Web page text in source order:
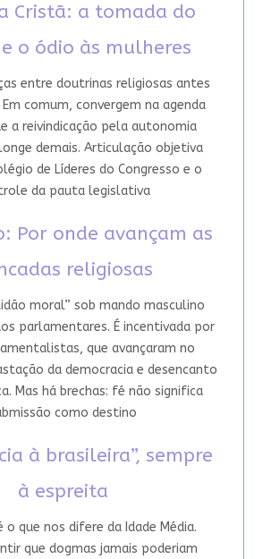
Cristã: a tomada do
o ódio às mulheres
entre doutrinas religiosas antes
Em comum, convergem na agenda
a reivindicação pela autonomia
demais. Articulação objetiva
de Líderes do Congresso e o
da pauta legislativa
Por onde avançam as
religiosas
moral” sob mando masculino
parlamentares. É incentivada por
que avançaram no
da democracia e desencanto
Mas há brechas: fé não significa
como destino
à brasileira”, sempre
à espreita
o que nos difere da Idade Média.
que dogmas jamais poderiam